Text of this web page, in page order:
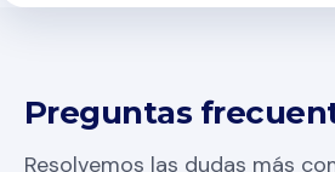
Preguntas
Resolvemos las dudas más